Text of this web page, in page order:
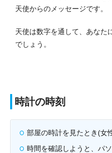
天使からのメッセージです。
天使は数字を通して、あなた
でしょう。
時計の時刻
部屋の時計を見たとき(女
時間を確認しようと、パ